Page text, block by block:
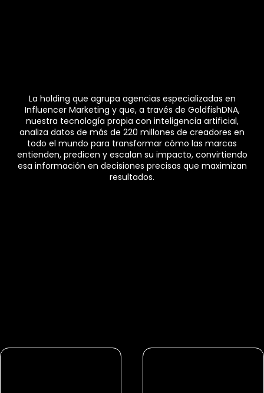
La holding que agrupa agencias especializadas en
Influencer Marketing y que, a través de GoldfishDNA,
nuestra tecnología propia con inteligencia artificial,
analiza datos de más de 220 millones de creadores en
todo el mundo para transformar cómo las marcas
entienden, predicen y escalan su impacto, convirtiendo
esa información en decisiones precisas que maximizan
resultados.